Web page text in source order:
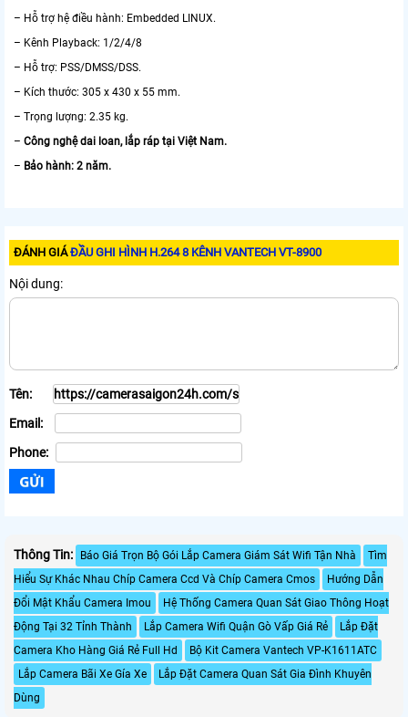
– Hỗ trợ hệ điều hành: Embedded LINUX.
– Kênh Playback: 1/2/4/8
– Hỗ trợ: PSS/DMSS/DSS.
– Kích thước: 305 x 430 x 55 mm.
– Trọng lượng: 2.35 kg.
– Công nghệ dai loan, lắp ráp tại Việt Nam.
– Bảo hành: 2 năm.
ĐÁNH GIÁĐẦU GHI HÌNH H.264 8 KÊNH VANTECH VT-8900
Nội dung:
Tên:
Email:
Phone:
Thông Tin: Báo Giá Trọn Bộ Gói Lắp Camera Giám Sát Wifi Tận Nhà
Tìm
Hiểu Sự Khác Nhau Chíp Camera Ccd Và Chíp Camera Cmos
Hướng Dẫn
Đổi Mật Khẩu Camera Imou
Hệ Thống Camera Quan Sát Giao Thông Hoạt
Động Tại 32 Tỉnh Thành
Lắp Camera Wifi Quận Gò Vấp Giá Rẻ
Lắp Đặt
Camera Kho Hàng Giá Rẻ Full Hd
Bộ Kit Camera Vantech VP-K1611ATC
Lắp Camera Bãi Xe Gía Xe
Lắp Đặt Camera Quan Sát Gia Đình Khuyên
Dùng